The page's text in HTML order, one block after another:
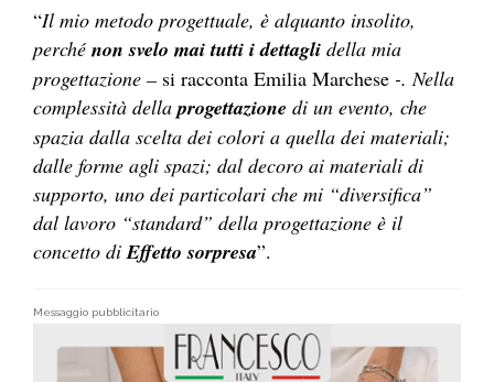
“Il mio metodo progettuale, è alquanto insolito,
perché non svelo mai tutti i dettagli della mia
progettazione – si racconta Emilia Marchese -. Nella
complessità dellaprogettazione di un evento, che
spazia dalla scelta dei colori a quella dei materiali;
dalle forme agli spazi; dal decoro ai materiali di
supporto, uno dei particolari che mi “diversifica”
dal lavoro “standard” della progettazione è il
concetto diEffetto sorpresa”.
Messaggio pubblicitario